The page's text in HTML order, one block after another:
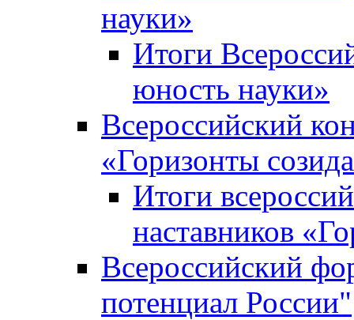
науки»
Итоги
юность науки»
Всероссийский
«Горизонты
Итоги
наставников
Всероссийский
потенциал России"